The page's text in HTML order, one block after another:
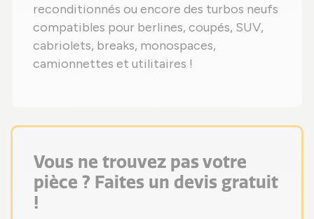
reconditionnés ou encore des turbos neufs
compatibles pour berlines, coupés, SUV,
cabriolets, breaks, monospaces,
camionnettes et utilitaires !
Vous ne trouvez pas votre
pièce ? Faites un devis gratuit
!